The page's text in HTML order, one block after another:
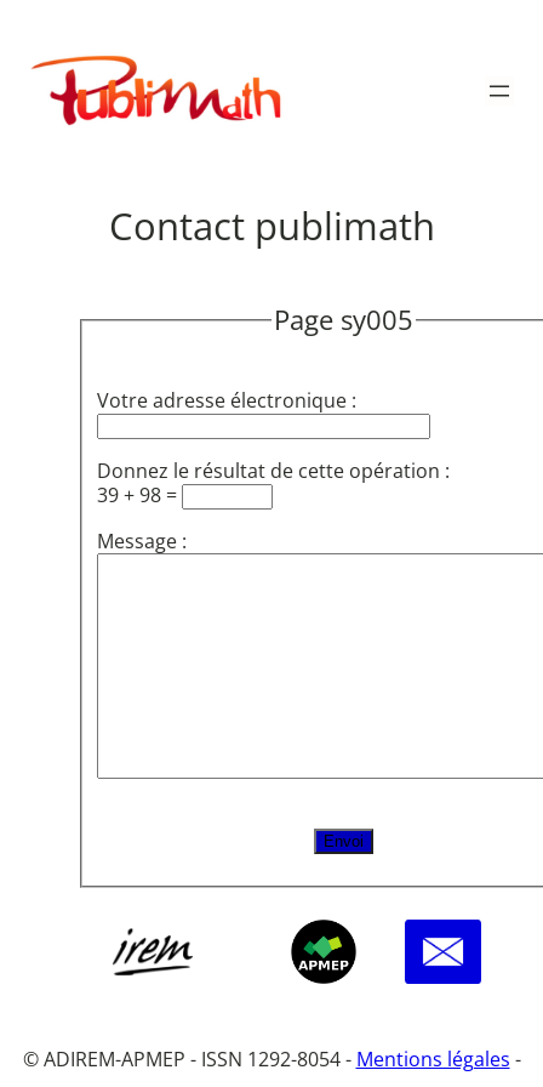
contenu
Publimath
Contact publimath
Page sy005
Votre adresse électronique :
Donnez le résultat de cette opération :
39 + 98 =
Message :
© ADIREM-APMEP - ISSN 1292-8054 - Mentions légales -